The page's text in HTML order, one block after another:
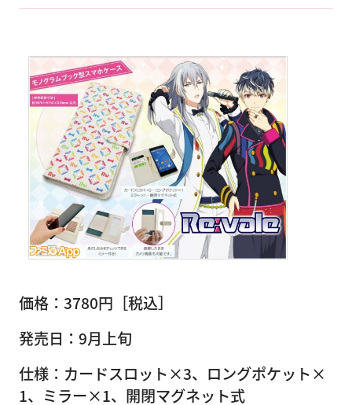
価格：3780円［税込］
発売日：9月上旬
仕様：カードスロット×3、ロングポケット×
1、ミラー×1、開閉マグネット式